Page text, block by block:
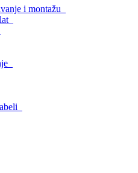
i montažu